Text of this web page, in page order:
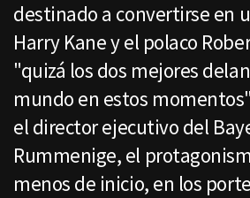
destinado a convertirse en
Harry Kane y el polaco
"quizá los dos mejores
mundo en estos
el director ejecutivo del
Rummenige, el
menos de inicio, en los